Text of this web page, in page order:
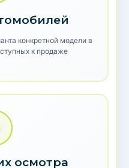
конкретной модели в
к продаже
осмотра